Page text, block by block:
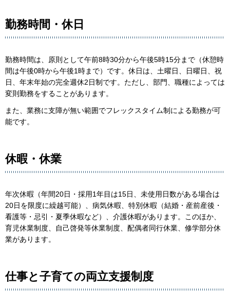
勤務時間・休日
勤務時間は、原則として午前8時30分から午後5時15分まで（休憩時
間は午後0時から午後1時まで）です。休日は、土曜日、日曜日、祝
日、年末年始の完全週休2日制です。ただし、部門、職種によっては
変則勤務をすることがあります。
また、業務に支障が無い範囲でフレックスタイム制による勤務が可
能です。
休暇・休業
年次休暇（年間20日・採用1年目は15日、未使用日数がある場合は
20日を限度に繰越可能）、病気休暇、特別休暇（結婚・産前産後・
看護等・忌引・夏季休暇など）、介護休暇があります。このほか、
育児休業制度、自己啓発等休業制度、配偶者同行休業、修学部分休
業があります。
仕事と子育ての両立支援制度